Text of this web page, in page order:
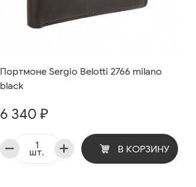
Портмоне Sergio Belotti 2766 milano
black
6 340 ₽
шт. В КОРЗИНУ